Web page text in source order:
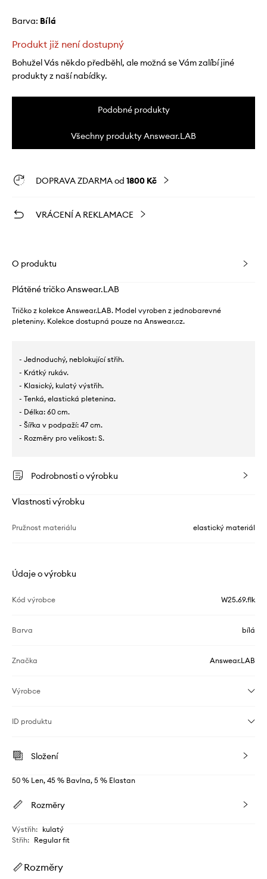
Barva: bílá
Produkt již není dostupný
Bohužel Vás někdo předběhl, ale možná se Vám zalíbí jiné
produkty z naší nabídky.
Podobné produkty
Všechny produkty Answear.LAB
DOPRAVA ZDARMA od 1800 Kč
VRÁCENÍ A REKLAMACE
O produktu
Plátěné tričko Answear.LAB
Tričko z kolekce Answear.LAB. Model vyroben z jednobarevné
pleteniny. Kolekce dostupná pouze na Answear.cz.
- Jednoduchý, neblokující střih.
- Krátký rukáv.
- Klasický, kulatý výstřih.
- Tenká, elastická pletenina.
- Délka: 60 cm.
- Šířka v podpaží: 47 cm.
- Rozměry pro velikost: S.
Podrobnosti o výrobku
Vlastnosti výrobku
Pružnost materiálu elastický materiál
Údaje o výrobku
Kód výrobce W25.69.flk
Barva bílá
Značka Answear.LAB
Výrobce
ID produktu
Složení
50 % Len, 45 % Bavlna, 5 % Elastan
Rozměry
Výstřih: kulatý
Střih: Regular fit
Rozměry